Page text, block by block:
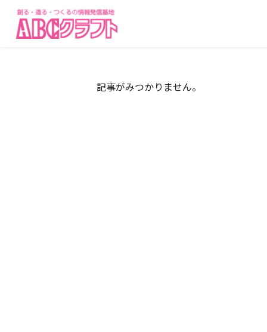
記事がみつかりません。